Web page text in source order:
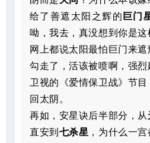
给了善遮太阳之辉的 巨门
呦，我去，真没想到你是这
网上都说太阳最怕巨门来
勾走了，活该被喷啊，强
卫视的《爱情保卫战》节
回太阴。
再如，安星诀后半部分，从
直安到 七杀星 ，为什么一